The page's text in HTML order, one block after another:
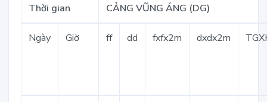
Thời gian CẢNG VŨNG ÁNG (DG)
Ngày Giờ ff dd fxfx2m dxdx2m